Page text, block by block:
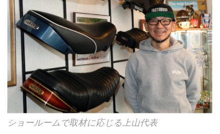
ショールームで取材に応じる上山代表